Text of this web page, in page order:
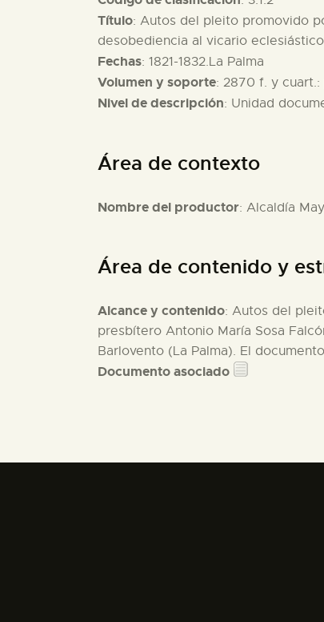
Título: Autos del pleito promovido
desobediencia al vicario
Fechas: 1821-1832.La Palma
Volumen y soporte: 2870 f. y cuart.:
Nivel de descripción: Unidad
Área de contexto
Nombre del productor: Alcaldía
Área de contenido y
Alcance y contenido: Autos del
presbítero Antonio María Sosa
Barlovento (La Palma). El
Documento asociado